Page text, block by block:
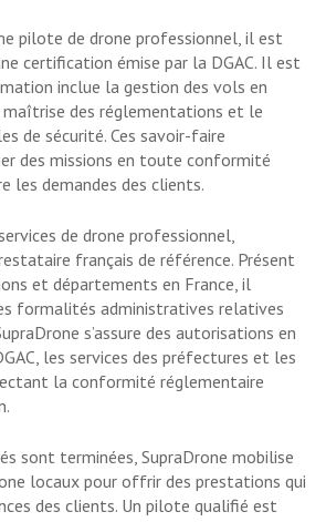
pilote de drone professionnel, il est
certification émise par la DGAC. Il est
inclue la gestion des vols en
maîtrise des réglementations et le
de sécurité. Ces savoir-faire
des missions en toute conformité
les demandes des clients.
de drone professionnel,
français de référence. Présent
et départements en France, il
formalités administratives relatives
s’assure des autorisations en
les services des préfectures et les
la conformité réglementaire
sont terminées, SupraDrone mobilise
locaux pour offrir des prestations qui
des clients. Un pilote qualifié est